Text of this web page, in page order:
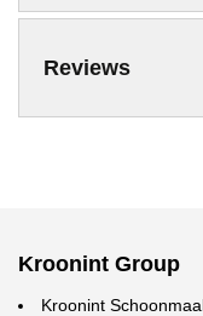
Reviews
Kroonint Group
Kroonint